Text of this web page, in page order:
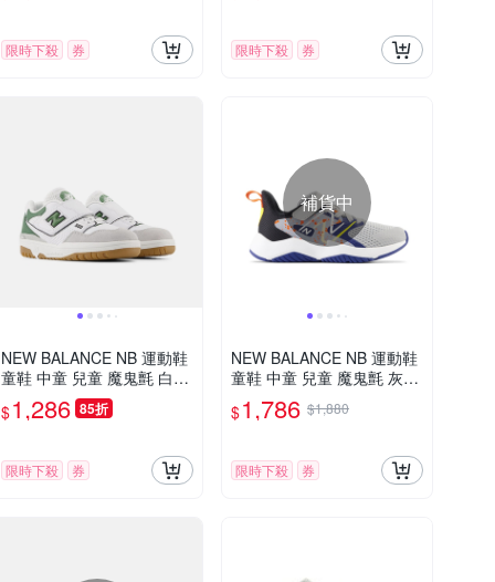
限時下殺 券 限時下殺 券
NEW BALANCE NB 運動鞋
童鞋 中童 兒童 魔鬼氈 白灰
綠 PHB550SD-M楦
$1,286 85折
限時下殺 券
補貨中
NEW BALANCE NB 運動鞋
童鞋 中童 兒童 魔鬼氈 灰藍
YTRAVGN2-W楦
$1,786 $1,880
限時下殺 券